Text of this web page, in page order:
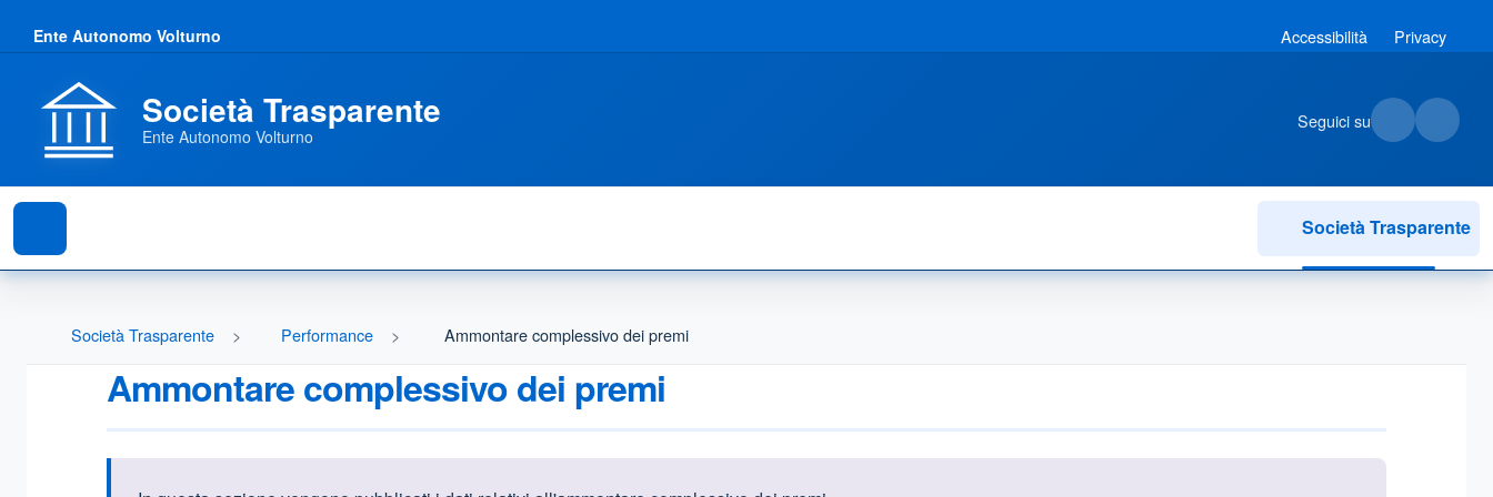
Ente Autonomo Volturno Accessibilità Privacy
Società Trasparente
Ente Autonomo Volturno
Seguici su
Società Trasparente
Società Trasparente Performance Ammontare complessivo dei premi
Ammontare complessivo dei premi